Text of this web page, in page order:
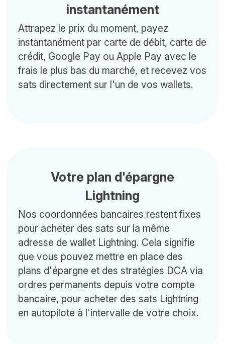
instantanément
Attrapez le prix du moment, payez
instantanément par carte de débit, carte de
crédit, Google Pay ou Apple Pay avec le
frais le plus bas du marché, et recevez vos
sats directement sur l'un de vos wallets.
Votre plan d'épargne
Lightning
Nos coordonnées bancaires restent fixes
pour acheter des sats sur la même
adresse de wallet Lightning. Cela signifie
que vous pouvez mettre en place des
plans d'épargne et des stratégies DCA via
ordres permanents depuis votre compte
bancaire, pour acheter des sats Lightning
en autopilote à l'intervalle de votre choix.